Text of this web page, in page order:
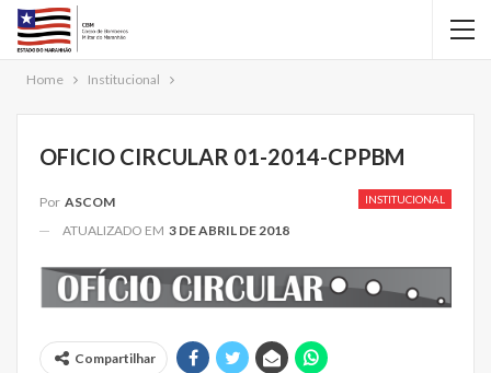
Home Institucional
OFICIO CIRCULAR 01-2014-CPPBM
INSTITUCIONAL
Por ASCOM
ATUALIZADO EM 3 DE ABRIL DE 2018
Compartilhar